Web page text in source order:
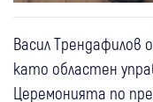
Васил Трендафилов
като областен
Церемонията по